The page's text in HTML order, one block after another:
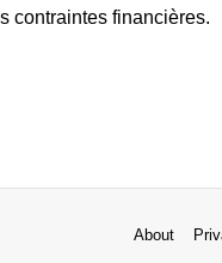
contraintes financières.
About